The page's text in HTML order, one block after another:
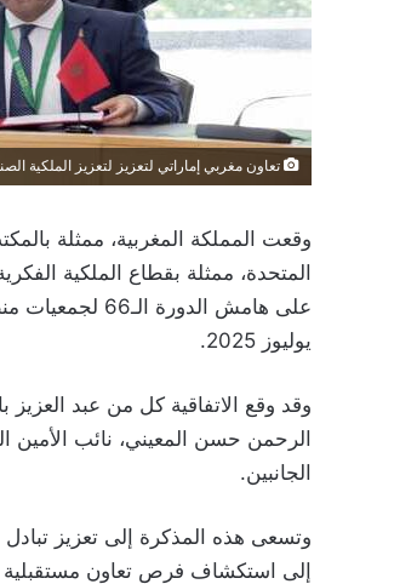
تعاون مغربي إماراتي لتعزيز لتعزيز الملكية
المتحدة، ممثلة بقطاع الملكية
يوليوز 2025.
وقد وقع الاتفاقية كل من عبد العزيز
الرحمن حسن المعيني، نائب الأمين
الجانبين.
وتسعى هذه المذكرة إلى تعزيز تبادل
إلى استكشاف فرص تعاون مستقبلية